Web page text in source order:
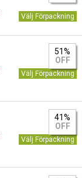
Välj Förpackning
51%
OFF
Välj Förpackning
41%
OFF
Välj Förpackning